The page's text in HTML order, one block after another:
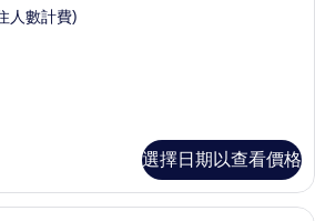
人數計費)
選擇日期以查看價格
豪華雙人房 | 迷你吧、客房內保險箱、